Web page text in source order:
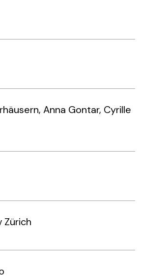
Anna Gontar, Cyrille
Zürich